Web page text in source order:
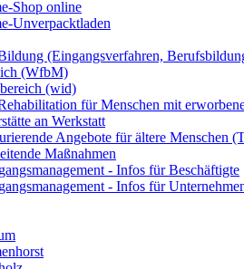
Shop online
Unverpacktladen
(Eingangsverfahren,
(WfbM)
(wid)
für Menschen mit
an Werkstatt
Angebote für ältere Menschen
Maßnahmen
- Infos für Beschäftigte
- Infos für